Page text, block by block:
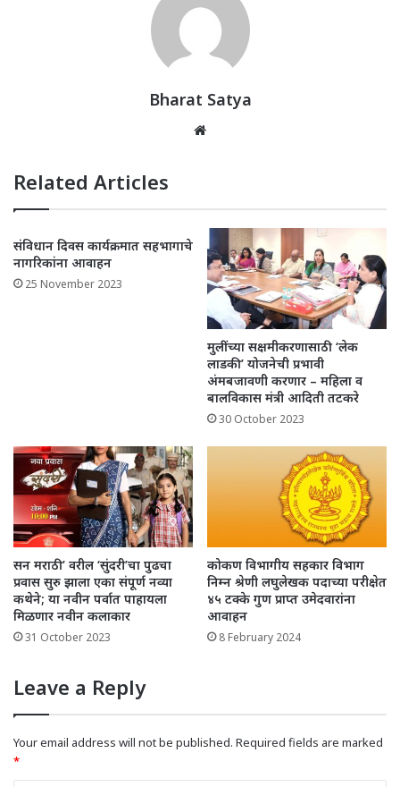
dI
n
Bharat Satya
Related Articles
संविधान दिवस कार्यक्रमात सहभागाचे
नागरिकांना आवाहन
25 November 2023
मुलींच्या सक्षमीकरणासाठी ‘लेक
लाडकी’ योजनेची प्रभावी
अंमबजावणी करणार – महिला व
बालविकास मंत्री आदिती तटकरे
30 October 2023
सन मराठी’ वरील ‘सुंदरी’चा पुढचा
प्रवास सुरु झाला एका संपूर्ण नव्या
कथेने; या नवीन पर्वात पाहायला
मिळणार नवीन कलाकार
31 October 2023
कोकण विभागीय सहकार विभाग
निम्न श्रेणी लघुलेखक पदाच्या परीक्षेत
४५ टक्के गुण प्राप्त उमेदवारांना
आवाहन
8 February 2024
Leave a Reply
Your email address will not be published. Required fields are marked
*